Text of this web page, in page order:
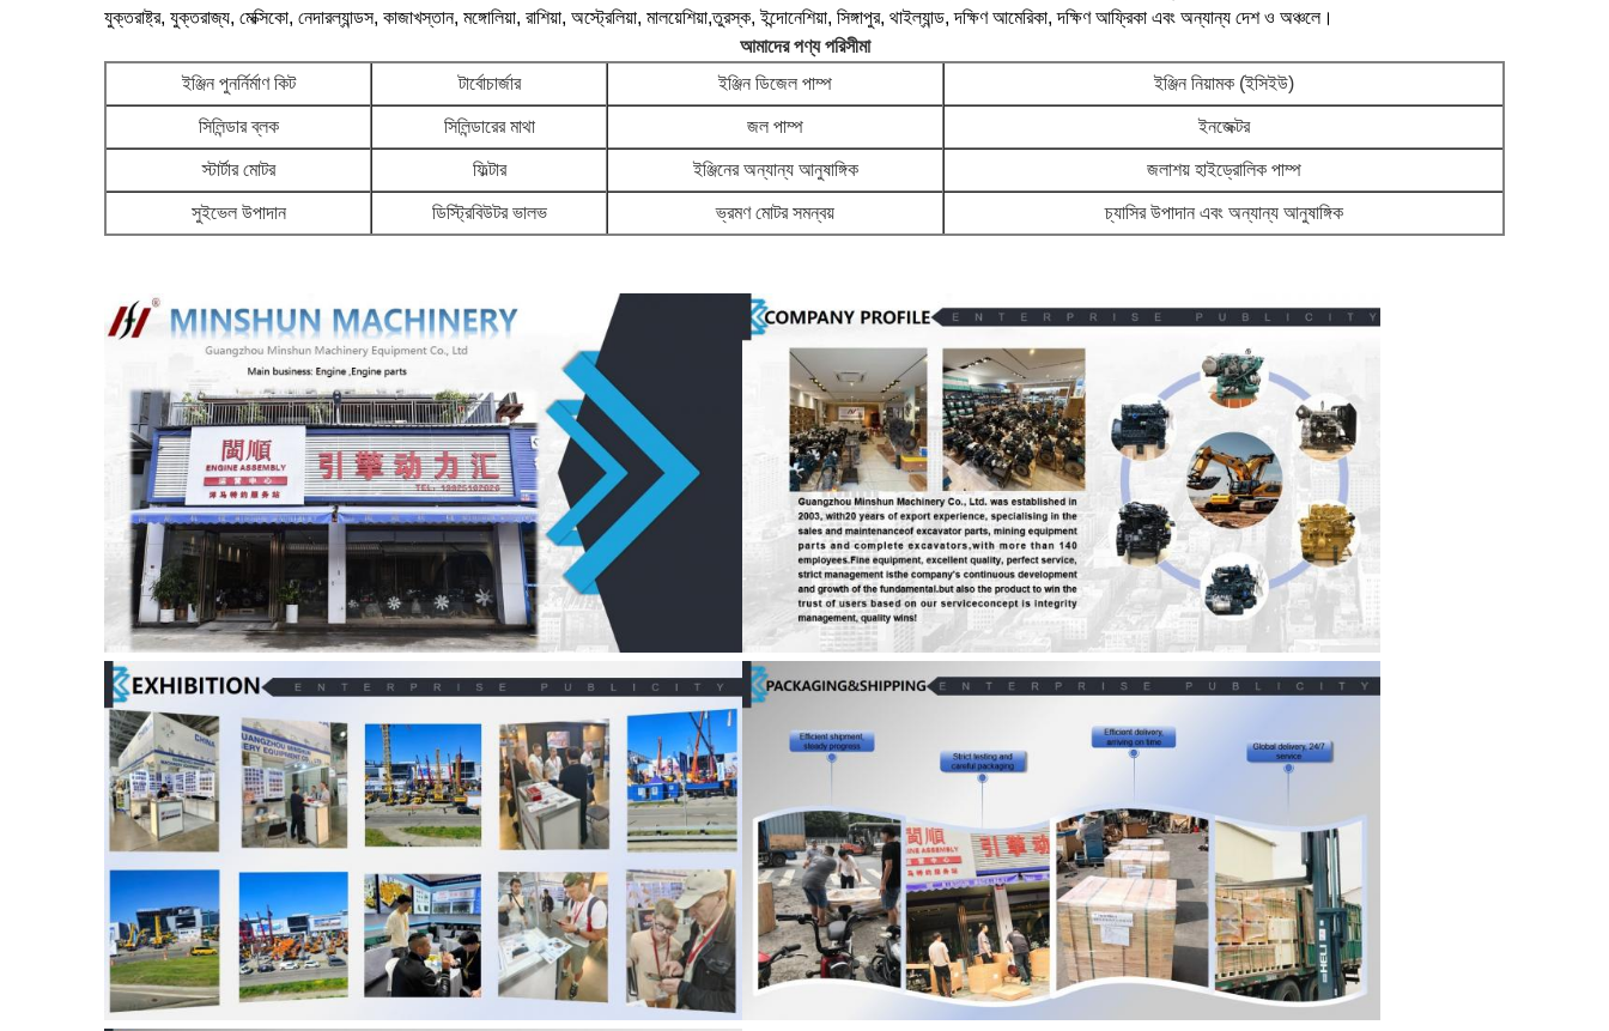
যুক্তরাষ্ট্র, যুক্তরাজ্য, মেক্সিকো, নেদারল্যান্ডস, কাজাখস্তান, মঙ্গোলিয়া, রাশিয়া, অস্ট্রেলিয়া, মালয়েশিয়া,তুরস্ক, ইন্দোনেশিয়া, সিঙ্গাপুর, থাইল্যান্ড, দক্ষিণ আমেরিকা, দক্ষিণ আফ্রিকা এবং অন্যান্য দেশ ও অঞ্চলে।
আমাদের পণ্য পরিসীমা
ইঞ্জিন পুনর্নির্মাণ কিট
টার্বোচার্জার ইঞ্জিন ডিজেল পাম্প ইঞ্জিন নিয়ামক (ইসিইউ)
সিলিন্ডার ব্লক সিলিন্ডারের মাথা জল পাম্প ইনজেক্টর
স্টার্টার মোটর ফিল্টার ইঞ্জিনের অন্যান্য আনুষাঙ্গিক জলাশয় হাইড্রোলিক পাম্প
সুইভেল উপাদান ডিস্ট্রিবিউটর ভালভ ভ্রমণ মোটর সমন্বয় চ্যাসির উপাদান এবং অন্যান্য আনুষাঙ্গিক